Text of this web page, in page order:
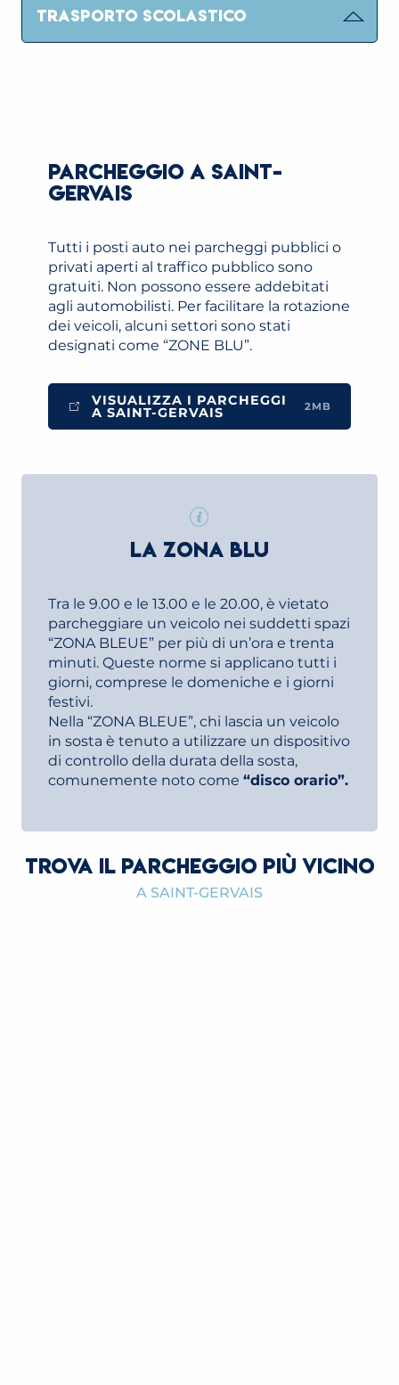
TRASPORTO SCOLASTICO
PARCHEGGIO A SAINT-
GERVAIS
Tutti i posti auto nei parcheggi pubblici o
privati aperti al traffico pubblico sono
gratuiti. Non possono essere addebitati
agli automobilisti. Per facilitare la rotazione
dei veicoli, alcuni settori sono stati
designati come “ZONE BLU”.
VISUALIZZA I PARCHEGGI
A SAINT-GERVAIS 2MB
LA ZONA BLU
Tra le 9.00 e le 13.00 e le 20.00, è vietato
parcheggiare un veicolo nei suddetti spazi
“ZONA BLEUE” per più di un’ora e trenta
minuti. Queste norme si applicano tutti i
giorni, comprese le domeniche e i giorni
festivi.
Nella “ZONA BLEUE”, chi lascia un veicolo
in sosta è tenuto a utilizzare un dispositivo
di controllo della durata della sosta,
comunemente noto come “disco orario”.
TROVA IL PARCHEGGIO PIÙ VICINO
A SAINT-GERVAIS